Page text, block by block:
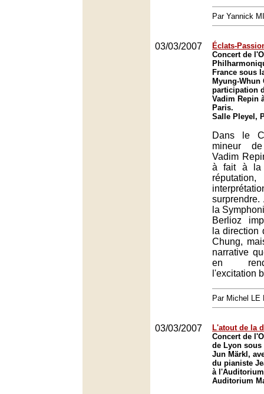
Par Yannick
03/03/2007
Éclats-
Concert de
France sous
Myung-Whun
participation
Vadim Repin
Paris.
Salle Pleyel,
Dans le
mineur de
Vadim
à fait à la
surprendre.
la
Berlioz
la direction
Chung,
narrative
en
l'excitation
Par Michel LE
03/03/2007
L'atout de la
Concert de
de Lyon
Jun Märkl,
du pianiste
à
Auditorium